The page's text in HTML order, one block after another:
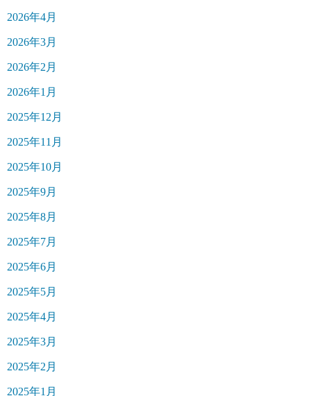
2026年4月
2026年3月
2026年2月
2026年1月
2025年12月
2025年11月
2025年10月
2025年9月
2025年8月
2025年7月
2025年6月
2025年5月
2025年4月
2025年3月
2025年2月
2025年1月